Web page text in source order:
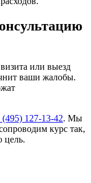
или выезд
ваши жалобы.
(495) 127-13-42. Мы
курс так,
цель.